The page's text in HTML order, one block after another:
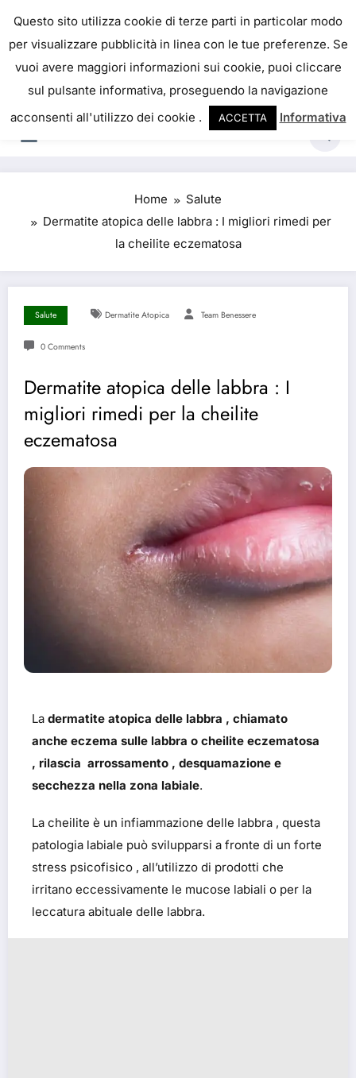
IL PORTALE DEL BENESSERE
La salute è come il denaro, non abbiamo mai una
vera idea del suo valore fino a quando la
perdiamo. Josh Billings
Home
Salute
Dermatite atopica delle labbra : I migliori rimedi per
la cheilite eczematosa
Salute Dermatite Atopica Team Benessere
0 Comments
Dermatite atopica delle labbra : I
migliori rimedi per la cheilite
eczematosa
La dermatite atopica delle labbra , chiamato
anche eczema sulle labbra o cheilite eczematosa
, rilascia arrossamento , desquamazione e
secchezza nella zona labiale.
La cheilite è un infiammazione delle labbra , questa
patologia labiale può svilupparsi a fronte di un forte
stress psicofisico , all’utilizzo di prodotti che
irritano eccessivamente le mucose labiali o per la
leccatura abituale delle labbra.
Questo sito utilizza cookie di terze parti in particolar modo
per visualizzare pubblicità in linea con le tue preferenze. Se
vuoi avere maggiori informazioni sui cookie, puoi cliccare
sul pulsante informativa, proseguendo la navigazione
acconsenti all'utilizzo dei cookie .
ACCETTA Informativa